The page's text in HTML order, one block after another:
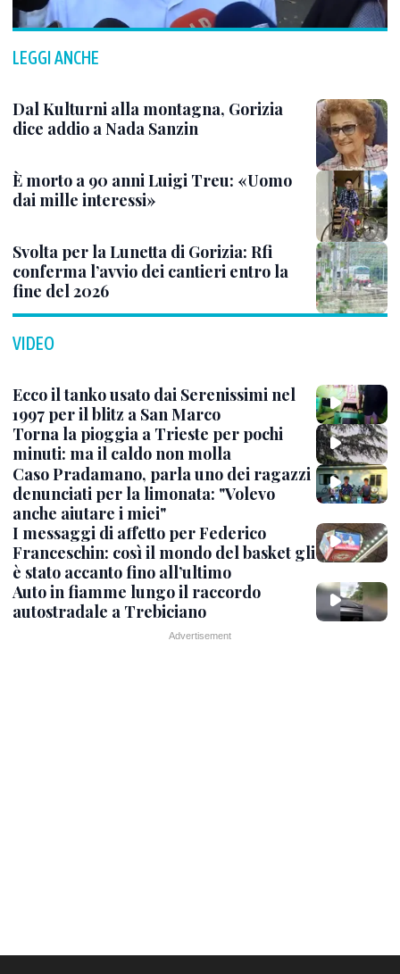
LEGGI ANCHE
Dal Kulturni alla montagna, Gorizia
dice addio a Nada Sanzin
È morto a 90 anni Luigi Treu: «Uomo
dai mille interessi»
Svolta per la Lunetta di Gorizia: Rfi
conferma l’avvio dei cantieri entro la
fine del 2026
VIDEO
Ecco il tanko usato dai Serenissimi nel
1997 per il blitz a San Marco
Torna la pioggia a Trieste per pochi
minuti: ma il caldo non molla
Caso Pradamano, parla uno dei ragazzi
denunciati per la limonata: "Volevo
anche aiutare i miei"
I messaggi di affetto per Federico
Franceschin: così il mondo del basket gli
è stato accanto fino all’ultimo
Auto in fiamme lungo il raccordo
autostradale a Trebiciano